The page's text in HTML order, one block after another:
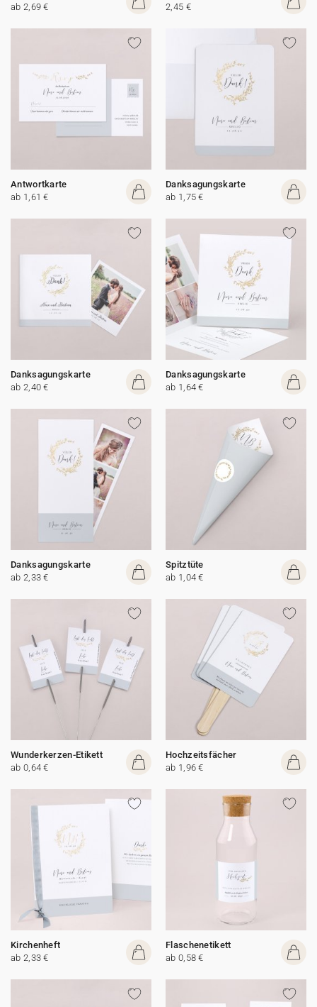
ab 2,69 €
2,45 €
Antwortkarte
ab 1,61 €
Danksagungskarte
ab 1,75 €
Danksagungskarte
ab 2,40 €
Danksagungskarte
ab 1,64 €
Danksagungskarte
ab 2,33 €
Spitztüte
ab 1,04 €
Wunderkerzen-Etikett
ab 0,64 €
Hochzeitsfächer
ab 1,96 €
Kirchenheft
ab 2,33 €
Flaschenetikett
ab 0,58 €